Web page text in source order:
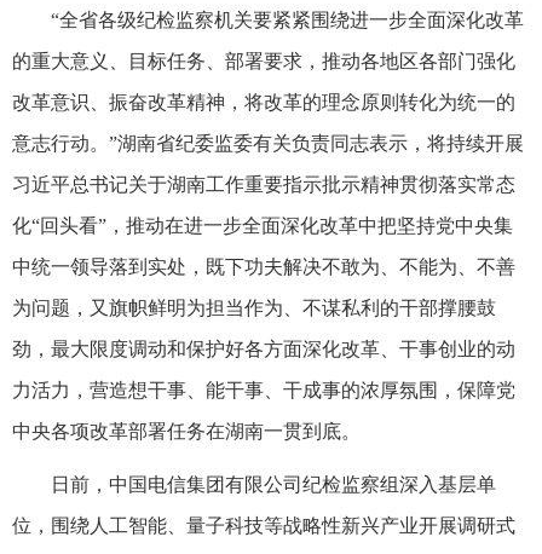
“全省各级纪检监察机关要紧紧围绕进一步全面深化改革
的重大意义、目标任务、部署要求，推动各地区各部门强化
改革意识、振奋改革精神，将改革的理念原则转化为统一的
意志行动。”湖南省纪委监委有关负责同志表示，将持续开展
习近平总书记关于湖南工作重要指示批示精神贯彻落实常态
化“回头看”，推动在进一步全面深化改革中把坚持党中央集
中统一领导落到实处，既下功夫解决不敢为、不能为、不善
为问题，又旗帜鲜明为担当作为、不谋私利的干部撑腰鼓
劲，最大限度调动和保护好各方面深化改革、干事创业的动
力活力，营造想干事、能干事、干成事的浓厚氛围，保障党
中央各项改革部署任务在湖南一贯到底。
日前，中国电信集团有限公司纪检监察组深入基层单
位，围绕人工智能、量子科技等战略性新兴产业开展调研式